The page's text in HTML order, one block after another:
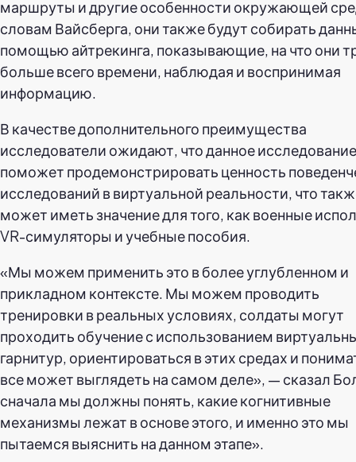
маршруты и другие особенности окружающей
словам Вайсберга, они также будут собирать
помощью айтрекинга, показывающие, на что они
больше всего времени, наблюдая и воспринимая
информацию.
В качестве дополнительного преимущества
исследователи ожидают, что данное исследование
поможет продемонстрировать ценность
исследований в виртуальной реальности, что
может иметь значение для того, как военные
VR-симуляторы и учебные пособия.
«Мы можем применить это в более углубленном и
прикладном контексте. Мы можем проводить
тренировки в реальных условиях, солдаты могут
проходить обучение с использованием
гарнитур, ориентироваться в этих средах и
все может выглядеть на самом деле», — сказал
сначала мы должны понять, какие когнитивные
механизмы лежат в основе этого, и именно это мы
пытаемся выяснить на данном этапе».